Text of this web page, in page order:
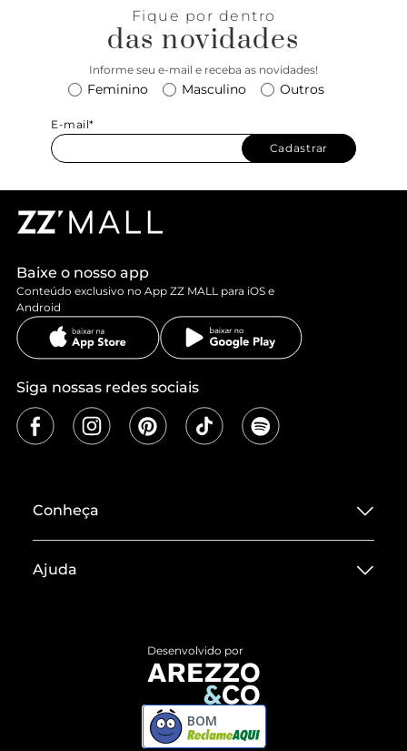
Fique por dentro
das novidades
Informe seu e-mail e receba as novidades!
Feminino Masculino Outros
E-mail*
Cadastrar
Baixe o nosso app
Conteúdo exclusivo no App ZZ MALL para iOS e
Android
Siga nossas redes sociais
Conheça
Termos de Uso
ZZ MALL é confiável
Ajuda
Devolução do Produto
Compre pelo WhatsApp
Desenvolvido por
BOM